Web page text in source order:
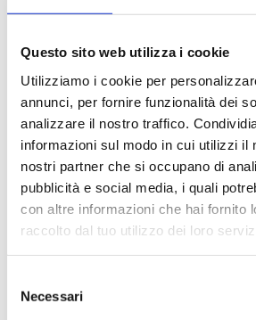
Questo sito web utilizza i cookie
Utilizziamo i cookie per
annunci, per fornire funzionalità dei
analizzare il nostro traffico.
informazioni sul modo in cui utilizzi il
nostri partner che si occupano di
pubblicità e social media, i quali
con altre informazioni che hai fornito
raccolto dal tuo utilizzo dei loro
delNecessari
17.07.2017
Da giovedì 20 a domenica 23 sarò a
per il primo Camp FCZ dedicato alle
Io guiderò la parte sportiva, Roberta
consigli di coaching mentre Emanuela
durante tutto il periodo con la sua ormai
organizzativa.
si avvicina per la prima volta al
La location è unica: nuoteremo nella
pedaleremo e correremo in uno dei